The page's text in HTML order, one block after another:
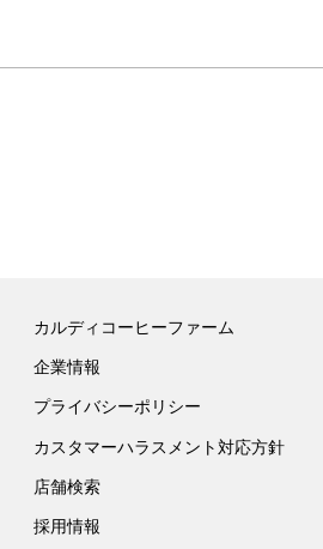
カルディコーヒーファーム
企業情報
プライバシーポリシー
カスタマーハラスメント対応方針
店舗検索
採用情報